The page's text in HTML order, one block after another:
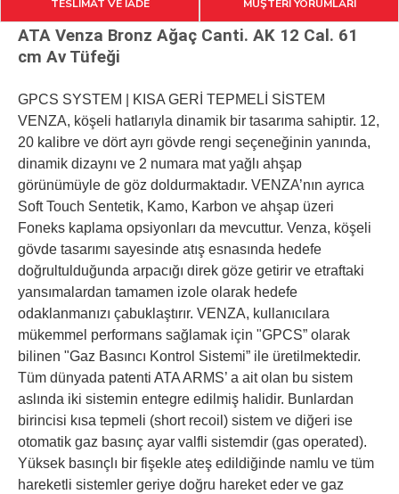
TESLİMAT VE İADE MÜŞTERİ YORUMLARI
ATA Venza Bronz Ağaç Canti. AK 12 Cal. 61
cm Av Tüfeği
GPCS SYSTEM | KISA GERİ TEPMELİ SİSTEM
VENZA, köşeli hatlarıyla dinamik bir tasarıma sahiptir. 12,
20 kalibre ve dört ayrı gövde rengi seçeneğinin yanında,
dinamik dizaynı ve 2 numara mat yağlı ahşap
görünümüyle de göz doldurmaktadır. VENZA’nın ayrıca
Soft Touch Sentetik, Kamo, Karbon ve ahşap üzeri
Foneks kaplama opsiyonları da mevcuttur. Venza, köşeli
gövde tasarımı sayesinde atış esnasında hedefe
doğrultulduğunda arpacığı direk göze getirir ve etraftaki
yansımalardan tamamen izole olarak hedefe
odaklanmanızı çabuklaştırır. VENZA, kullanıcılara
mükemmel performans sağlamak için "GPCS” olarak
bilinen "Gaz Basıncı Kontrol Sistemi” ile üretilmektedir.
Tüm dünyada patenti ATA ARMS’ a ait olan bu sistem
aslında iki sistemin entegre edilmiş halidir. Bunlardan
birincisi kısa tepmeli (short recoil) sistem ve diğeri ise
otomatik gaz basınç ayar valfli sistemdir (gas operated).
Yüksek basınçlı bir fişekle ateş edildiğinde namlu ve tüm
hareketli sistemler geriye doğru hareket eder ve gaz